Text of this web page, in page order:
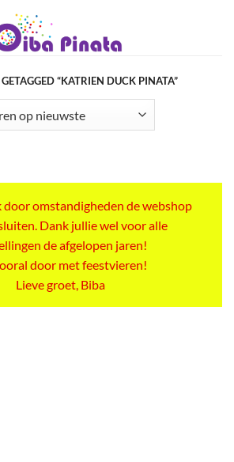
“KATRIEN DUCK PINATA”
door omstandigheden de webshop
Dank jullie wel voor alle
de afgelopen jaren!
door met feestvieren!
Lieve groet, Biba